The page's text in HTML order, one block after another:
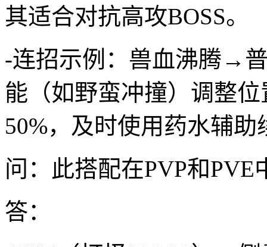
其适合对抗高攻BOSS。
-连招示例：兽血沸腾→
能（如野蛮冲撞）调整
50%，及时使用药水辅助
问：此搭配在PVP和PVE
答：